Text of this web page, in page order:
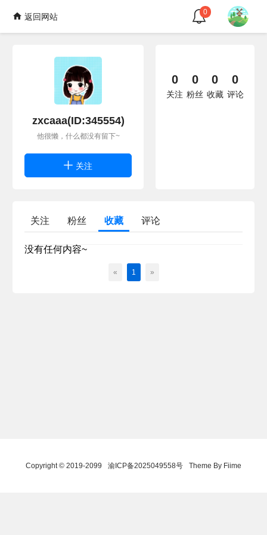
返回网站 0
zxcaaa(ID:345554)
他很懒，什么都没有留下~
关注
0
关注
0
粉丝
0
收藏
0
评论
关注 粉丝 收藏 评论
没有任何内容~
« 1 »
Copyright © 2019-2099 渝ICP备2025049558号 Theme By Fiime